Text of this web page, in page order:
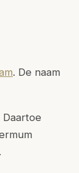
. De naam